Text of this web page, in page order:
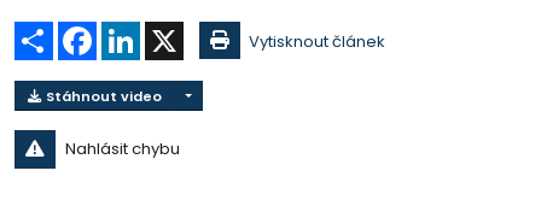
Sdílet Facebook
LinkedIn Vytisknout článek
Stáhnout video
Nahlásit chybu